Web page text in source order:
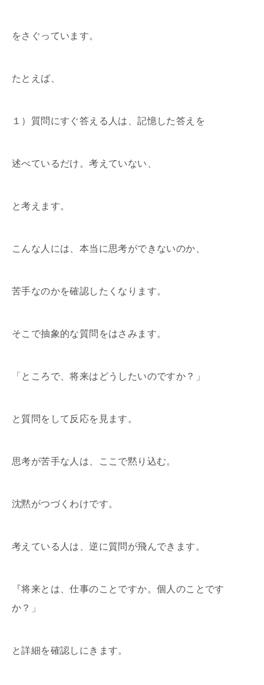
をさぐっています。
たとえば、
１）質問にすぐ答える人は、記憶した答えを
述べているだけ。考えていない、
と考えます。
こんな人には、本当に思考ができないのか、
苦手なのかを確認したくなります。
そこで抽象的な質問をはさみます。
「ところで、将来はどうしたいのですか？」
と質問をして反応を見ます。
思考が苦手な人は、ここで黙り込む。
沈黙がつづくわけです。
考えている人は、逆に質問が飛んできます。
『将来とは、仕事のことですか。個人のことです
か？」
と詳細を確認しにきます。